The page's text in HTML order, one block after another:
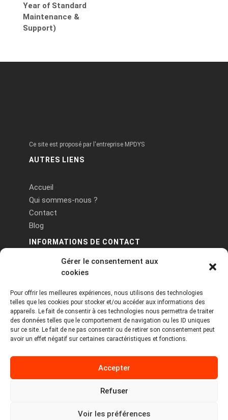
Gérer le consentement aux
cookies
Pour offrir les meilleures expériences, nous utilisons des technologies
telles que les cookies pour stocker et/ou accéder aux informations des
appareils. Le fait de consentir à ces technologies nous permettra de traiter
des données telles que le comportement de navigation ou les ID uniques
sur ce site. Le fait de ne pas consentir ou de retirer son consentement peut
avoir un effet négatif sur certaines caractéristiques et fonctions.
Accepter
Refuser
Voir les préférences
Year of Standard
Maintenance &
Support)
Ce site est proposé par l'entreprise MPDYS
AUTRES LIENS
Accueil
Qui sommes-nous ?
Contact
Blog
INFORMATIONS DE CONTACT
PA Keneach Ouest - 5 rue de Belle-Île - 56400
contact@logiciels-etiquettes.com
09 71 37 25 93